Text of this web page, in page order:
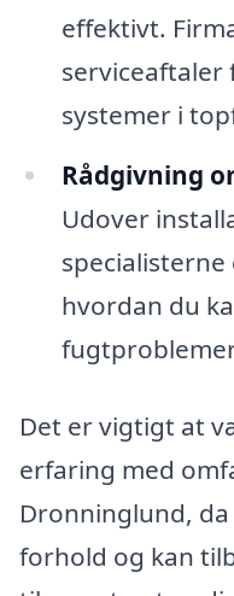
effektivt.
serviceaftaler
systemer i
Rådgivning
Udover
hvordan du
Det er vigtigt at
erfaring med
Dronninglund,
forhold og kan